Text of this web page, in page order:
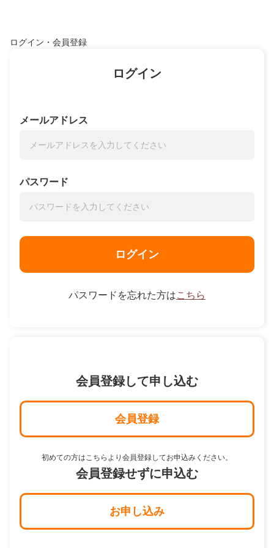
ログイン・会員登録
ログイン
メールアドレス
パスワード
ログイン
パスワードを忘れた方はこちら
会員登録して申し込む
会員登録
初めての方はこちらより会員登録してお申込みください。
会員登録せずに申込む
お申し込み